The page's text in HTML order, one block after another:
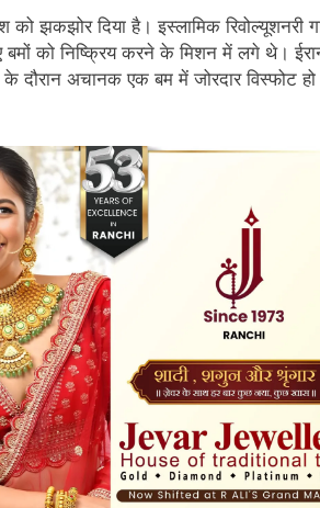
झकझोर दिया है। इस्लामिक रिवोल्यूशनरी
को निष्क्रिय करने के मिशन में लगे थे।
अचानक एक बम में जोरदार विस्फोट